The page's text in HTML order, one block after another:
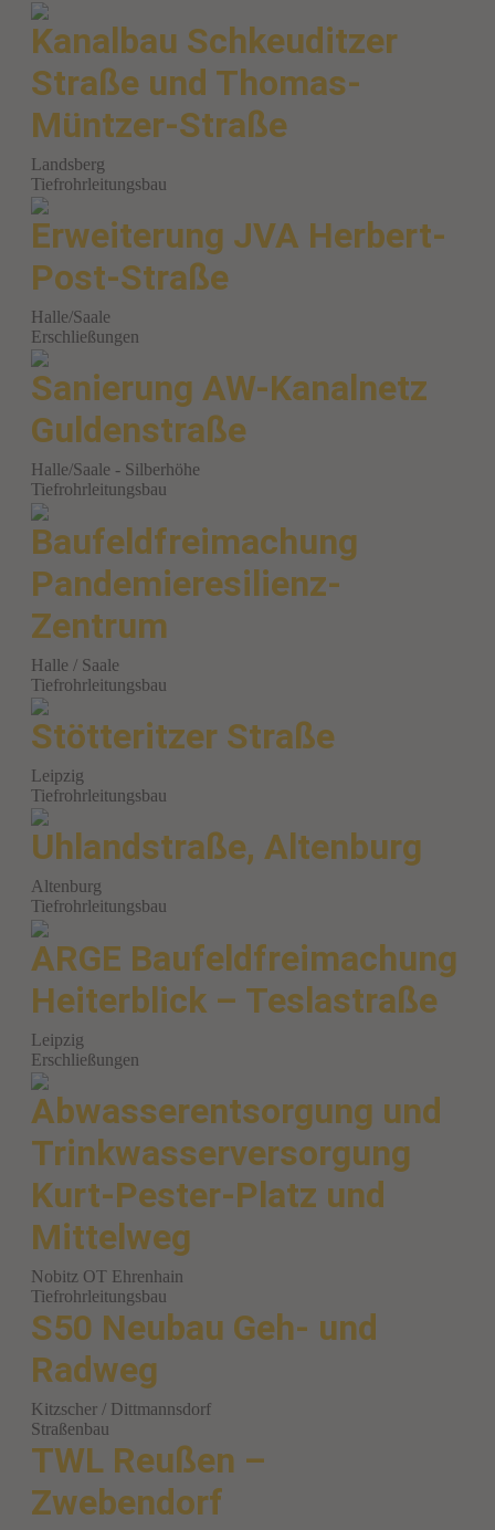
Kanalbau Schkeuditzer
Straße und Thomas-
Müntzer-Straße
Landsberg
Tiefrohrleitungsbau
Erweiterung JVA Herbert-
Post-Straße
Halle/Saale
Erschließungen
Sanierung AW-Kanalnetz
Guldenstraße
Halle/Saale - Silberhöhe
Tiefrohrleitungsbau
Baufeldfreimachung
Pandemieresilienz-
Zentrum
Halle / Saale
Tiefrohrleitungsbau
Stötteritzer Straße
Leipzig
Tiefrohrleitungsbau
Uhlandstraße, Altenburg
Altenburg
Tiefrohrleitungsbau
ARGE Baufeldfreimachung
Heiterblick – Teslastraße
Leipzig
Erschließungen
Abwasserentsorgung und
Trinkwasserversorgung
Kurt-Pester-Platz und
Mittelweg
Nobitz OT Ehrenhain
Tiefrohrleitungsbau
S50 Neubau Geh- und
Radweg
Kitzscher / Dittmannsdorf
Straßenbau
TWL Reußen –
Zwebendorf